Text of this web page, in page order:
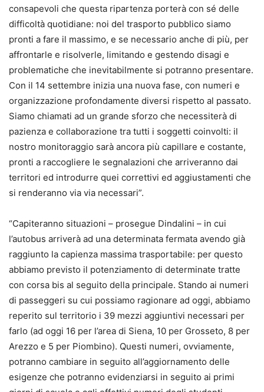
consapevoli che questa ripartenza porterà con sé delle
difficoltà quotidiane: noi del trasporto pubblico siamo
pronti a fare il massimo, e se necessario anche di più, per
affrontarle e risolverle, limitando e gestendo disagi e
problematiche che inevitabilmente si potranno presentare.
Con il 14 settembre inizia una nuova fase, con numeri e
organizzazione profondamente diversi rispetto al passato.
Siamo chiamati ad un grande sforzo che necessiterà di
pazienza e collaborazione tra tutti i soggetti coinvolti: il
nostro monitoraggio sarà ancora più capillare e costante,
pronti a raccogliere le segnalazioni che arriveranno dai
territori ed introdurre quei correttivi ed aggiustamenti che
si renderanno via via necessari”.
“Capiteranno situazioni – prosegue Dindalini – in cui
l’autobus arriverà ad una determinata fermata avendo già
raggiunto la capienza massima trasportabile: per questo
abbiamo previsto il potenziamento di determinate tratte
con corsa bis al seguito della principale. Stando ai numeri
di passeggeri su cui possiamo ragionare ad oggi, abbiamo
reperito sul territorio i 39 mezzi aggiuntivi necessari per
farlo (ad oggi 16 per l’area di Siena, 10 per Grosseto, 8 per
Arezzo e 5 per Piombino). Questi numeri, ovviamente,
potranno cambiare in seguito all’aggiornamento delle
esigenze che potranno evidenziarsi in seguito ai primi